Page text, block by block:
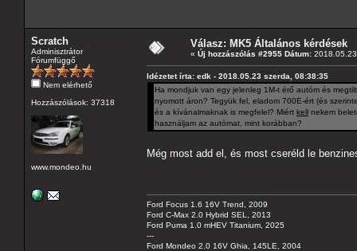
Scratch
Adminisztrátor
Fórumfüggő
Nem elérhető
Hozzászólások: 37318
www.mondeo.hu
Válasz: MK5 Általános kérdések
« Új hozzászólás #2955 Dátum:
Idézetet írta: edk - 2018.05.23 szerda, 08:38:35
Ha mondjuk van egy jelenleg 1M-t érő autóm és
nyomott áron? Tegyük fel, eladom 700E-ért (és
és a kívánalmaknak is megfelel? Miért kell nekem
használjam az autómat, mint korábban?
Még most add el, és most cseréld le
Ford Focus 1.6 16V Trend, 2009
Ford C-Max 2.0 Hybrid SEL, 2013
Ford Puma 1.0 mHEV Titanium, 2025
---
Ford Mondeo 2.0 16V Ghia, 145LE, 2004